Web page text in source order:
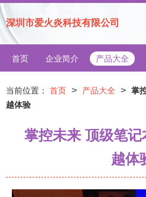
深圳市爱火炎科技有限公司
首页 企业简介 产品大全
当前位置： 首页 > 产品大全 > 掌
越体验
掌控未来 顶级笔
越体